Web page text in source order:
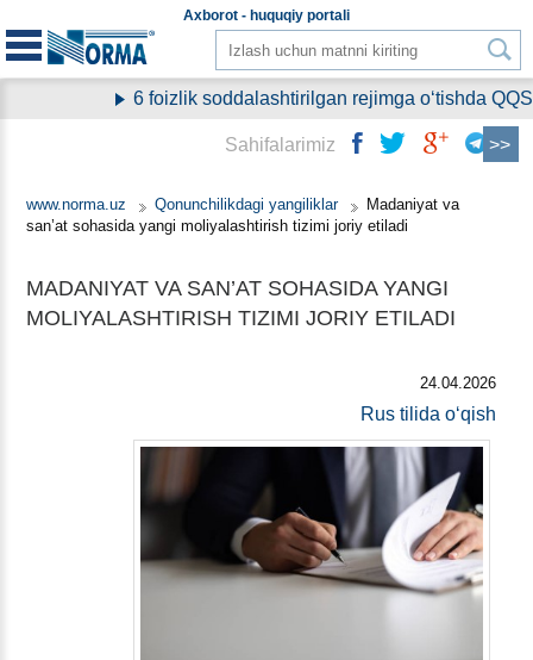
Aхborot - huquqiy portali
6 foizlik soddalashtirilgan rejimga oʻtishda QQS
www.norma.uz Qonunchilikdagi yangiliklar
Madaniyat va
san’at sohasida yangi moliyalashtirish tizimi joriy etiladi
MADANIYAT VA SAN’AT SOHASIDA YANGI
MOLIYALASHTIRISH TIZIMI JORIY ETILADI
24.04.2026
Rus tilida oʻqish
Sahifalarimiz